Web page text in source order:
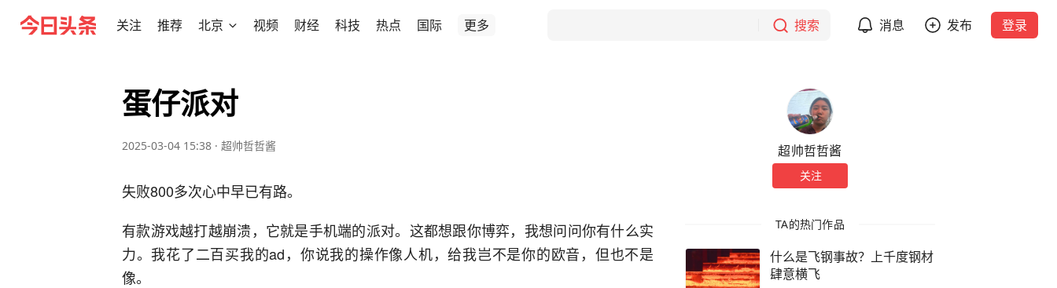
关注 推荐 北京 视频 财经 科技 热点 国际 更多 搜索 消息 发布 登录
蛋仔派对
2025-03-04 15:38 · 超帅哲哲酱
失败800多次心中早已有路。
有款游戏越打越崩溃，它就是手机端的派对。这都想跟你博弈，我想问问你有什么实
力。我花了二百买我的ad，你说我的操作像人机，给我岂不是你的欧音，但也不是
像。
超帅哲哲酱
关注
TA的热门作品
什么是飞钢事故？上千度钢材
肆意横飞